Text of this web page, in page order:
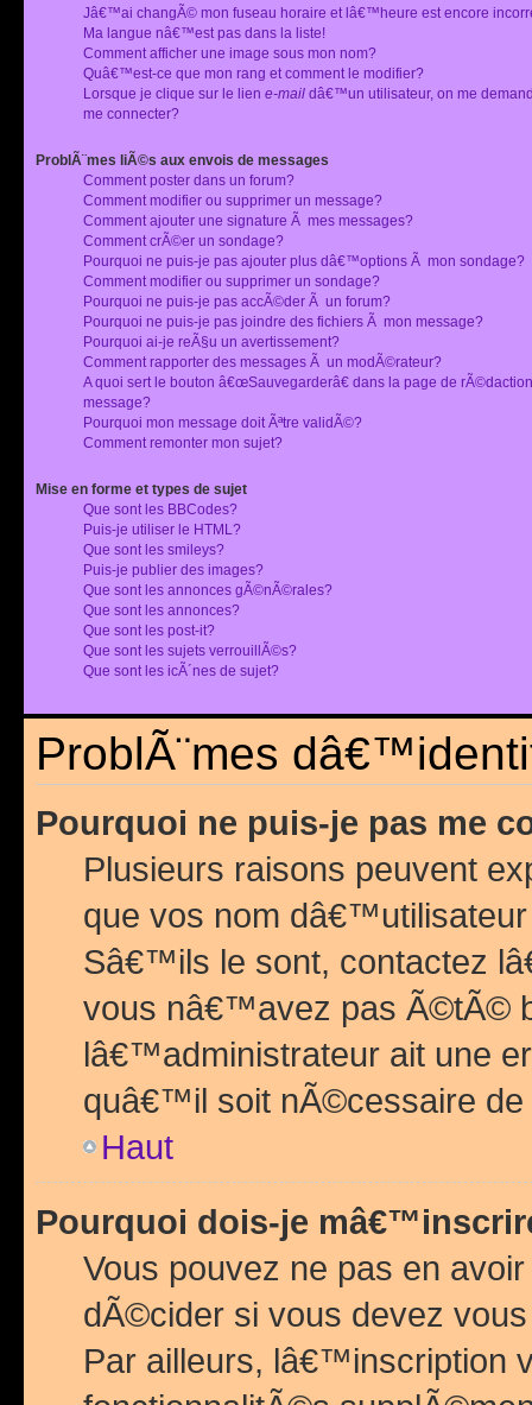
Jâ€™ai changÃ© mon fuseau horaire et lâ€™heure est encore
Ma langue nâ€™est pas dans la liste!
Comment afficher une image sous mon nom?
Quâ€™est-ce que mon rang et comment le modifier?
Lorsque je clique sur le lien e-mail dâ€™un utilisateur, on me
me connecter?
ProblÃ¨mes liÃ©s aux envois de messages
Comment poster dans un forum?
Comment modifier ou supprimer un message?
Comment ajouter une signature Ã mes messages?
Comment crÃ©er un sondage?
Pourquoi ne puis-je pas ajouter plus dâ€™options Ã mon sondage?
Comment modifier ou supprimer un sondage?
Pourquoi ne puis-je pas accÃ©der Ã un forum?
Pourquoi ne puis-je pas joindre des fichiers Ã mon message?
Pourquoi ai-je reÃ§u un avertissement?
Comment rapporter des messages Ã un modÃ©rateur?
A quoi sert le bouton â€œSauvegarderâ€ dans la page de
message?
Pourquoi mon message doit Ãªtre validÃ©?
Comment remonter mon sujet?
Mise en forme et types de sujet
Que sont les BBCodes?
Puis-je utiliser le HTML?
Que sont les smileys?
Puis-je publier des images?
Que sont les annonces gÃ©nÃ©rales?
Que sont les annonces?
Que sont les post-it?
Que sont les sujets verrouillÃ©s?
Que sont les icÃ´nes de sujet?
ProblÃ¨mes
Pourquoi ne puis-je pas me
Plusieurs raisons peuvent
que vos nom
Sâ€™ils le sont, contactez
vous nâ€™avez pas Ã©tÃ©
lâ€™administrateur ait une
quâ€™il soit nÃ©cessaire de
Haut
Pourquoi dois-je
Vous pouvez ne pas en
dÃ©cider si vous devez
Par ailleurs, lâ€™inscription